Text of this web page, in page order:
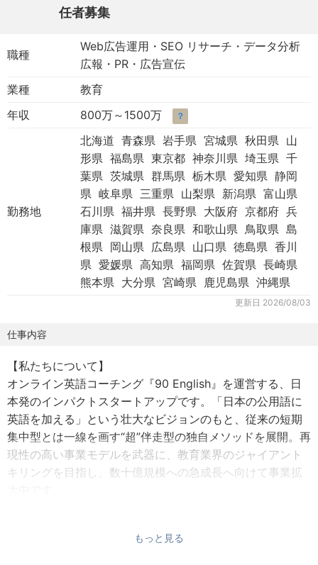
任者募集
職種
Web広告運用・SEO リサーチ・データ分析
広報・PR・広告宣伝
業種
教育
年収
800万～1500万 ？
勤務地
北海道 青森県 岩手県 宮城県 秋田県 山
形県 福島県 東京都 神奈川県 埼玉県 千
葉県 茨城県 群馬県 栃木県 愛知県 静岡
県 岐阜県 三重県 山梨県 新潟県 富山県
石川県 福井県 長野県 大阪府 京都府 兵
庫県 滋賀県 奈良県 和歌山県 鳥取県 島
根県 岡山県 広島県 山口県 徳島県 香川
県 愛媛県 高知県 福岡県 佐賀県 長崎県
熊本県 大分県 宮崎県 鹿児島県 沖縄県
更新日 2026/08/03
仕事内容
【私たちについて】
オンライン英語コーチング『90 English』を運営する、日
本発のインパクトスタートアップです。「日本の公用語に
英語を加える」という壮大なビジョンのもと、従来の短期
集中型とは一線を画す“超”伴走型の独自メソッドを展開。再
現性の高い事業モデルを武器に、教育業界のジャイアント
キリングを目指し、数十億規模への急成長へ向けて事業拡
1. 既存の教育業界を覆す「独自のビジネスモデル」と「成
もっと見る